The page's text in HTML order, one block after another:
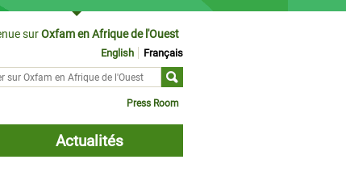
surOxfam en Afrique de l'Ouest
sur
English Français
Press Room
Actualités